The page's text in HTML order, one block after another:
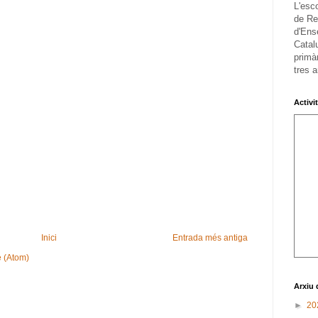
Entrada més antiga
Inici
(Atom)
de
tres
Arxiu
►